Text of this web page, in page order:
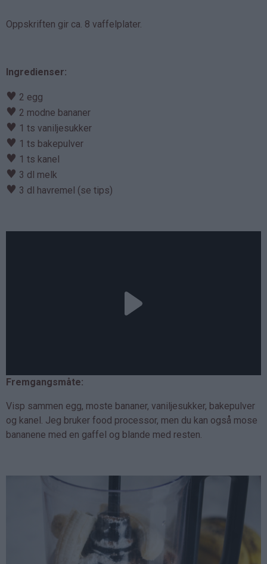
Oppskriften gir ca. 8 vaffelplater.
Ingredienser:
♥ 2 egg
♥ 2 modne bananer
♥ 1 ts vaniljesukker
♥ 1 ts bakepulver
♥ 1 ts kanel
♥ 3 dl melk
♥ 3 dl havremel (se tips)
Fremgangsmåte:
Visp sammen egg, moste bananer, vaniljesukker, bakepulver
og kanel. Jeg bruker food processor, men du kan også mose
bananene med en gaffel og blande med resten.